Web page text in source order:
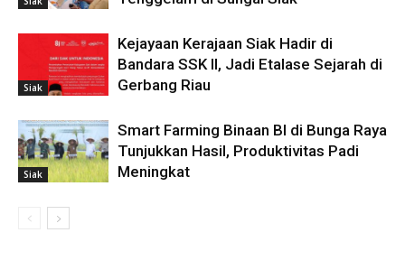
Siak
Kejayaan Kerajaan Siak Hadir di
Bandara SSK II, Jadi Etalase Sejarah di
Gerbang Riau
Siak
Smart Farming Binaan BI di Bunga Raya
Tunjukkan Hasil, Produktivitas Padi
Meningkat